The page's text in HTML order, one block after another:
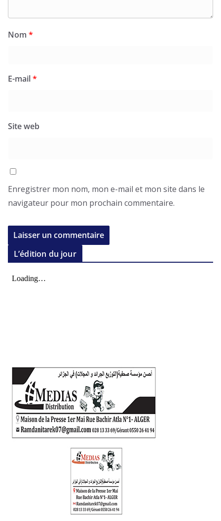
Nom *
E-mail*
Site web
Enregistrer mon nom, mon e-mail et mon site dans le
navigateur pour mon prochain commentaire.
L’édition du jour